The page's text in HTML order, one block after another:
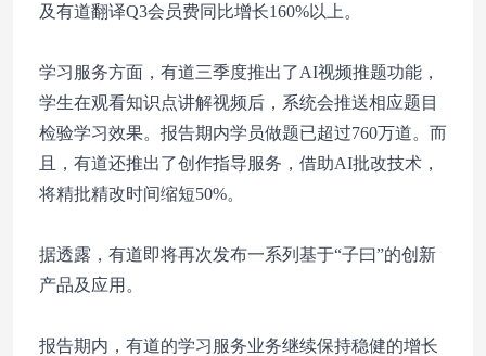
及有道翻译Q3会员费同比增长160%以上。
学习服务方面，有道三季度推出了AI视频推题功能，
学生在观看知识点讲解视频后，系统会推送相应题目
检验学习效果。报告期内学员做题已超过760万道。而
且，有道还推出了创作指导服务，借助AI批改技术，
将精批精改时间缩短50%。
据透露，有道即将再次发布一系列基于“子曰”的创新
产品及应用。
报告期内，有道的学习服务业务继续保持稳健的增长